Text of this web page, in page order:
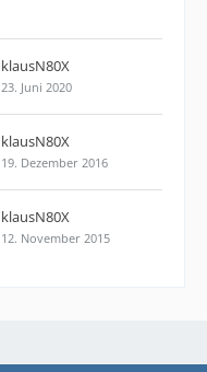
klausN80X
23. Juni 2020
klausN80X
19. Dezember 2016
klausN80X
12. November 2015